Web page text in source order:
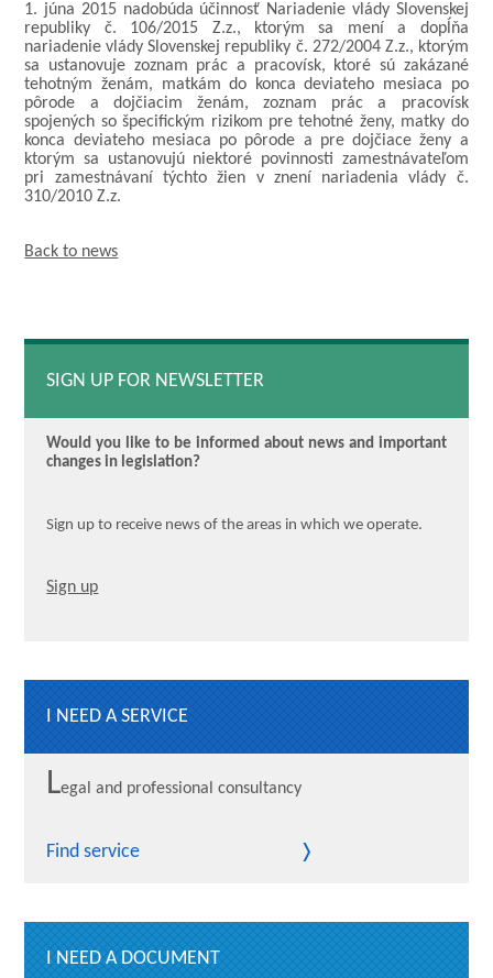
1. júna 2015 nadobúda účinnosť Nariadenie vlády Slovenskej
republiky č. 106/2015 Z.z., ktorým sa mení a dopĺňa
nariadenie vlády Slovenskej republiky č. 272/2004 Z.z., ktorým
sa ustanovuje zoznam prác a pracovísk, ktoré sú zakázané
tehotným ženám, matkám do konca deviateho mesiaca po
pôrode a dojčiacim ženám, zoznam prác a pracovísk
spojených so špecifickým rizikom pre tehotné ženy, matky do
konca deviateho mesiaca po pôrode a pre dojčiace ženy a
ktorým sa ustanovujú niektoré povinnosti zamestnávateľom
pri zamestnávaní týchto žien v znení nariadenia vlády č.
310/2010 Z.z.
Back to news
SIGN UP FOR NEWSLETTER
Would you like to be informed about news and important
changes in legislation?
Sign up to receive news of the areas in which we operate.
Sign up
I NEED A SERVICE
Legal and professional consultancy
Find service
I NEED A DOCUMENT